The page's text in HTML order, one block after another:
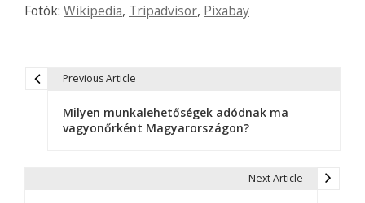
Fotók: Wikipedia, Tripadvisor, Pixabay
Previous Article
Milyen munkalehetőségek adódnak ma
vagyonőrként Magyarországon?
Next Article